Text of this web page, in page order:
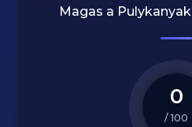
Magas a Pulykanyak
0
/ 100